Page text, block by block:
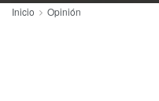
Inicio Opinión